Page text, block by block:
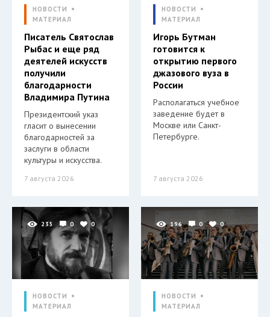
НОВОСТИ
МАТЕРИАЛ
Писатель Святослав
Рыбас и еще ряд
деятелей искусств
получили
благодарности
Владимира Путина
Президентский указ
гласит о вынесении
благодарностей за
заслуги в области
культуры и искусства.
7 августа 2026
НОВОСТИ
МАТЕРИАЛ
Игорь Бутман
готовится к
открытию первого
джазового вуза в
России
Располагаться учебное
заведение будет в
Москве или Санкт-
Петербурге.
7 августа 2026
235 0 0
НОВОСТИ
МАТЕРИАЛ
196 0 0
НОВОСТИ
МАТЕРИАЛ